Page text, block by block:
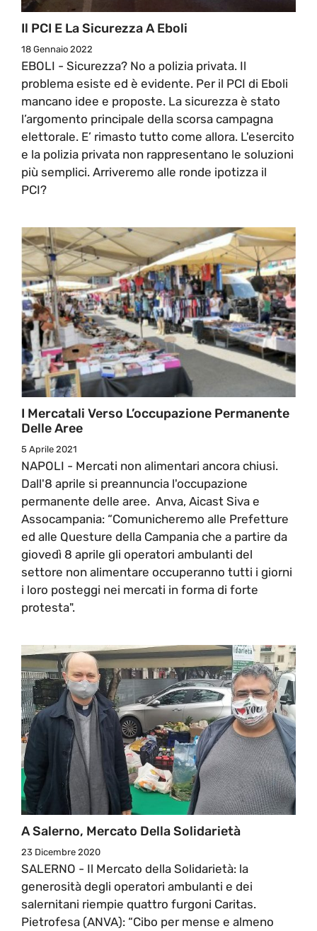
Il PCI E La Sicurezza A Eboli
18 Gennaio 2022
EBOLI - Sicurezza? No a polizia privata. Il
problema esiste ed è evidente. Per il PCI di Eboli
mancano idee e proposte. La sicurezza è stato
l’argomento principale della scorsa campagna
elettorale. E’ rimasto tutto come allora. L'esercito
e la polizia privata non rappresentano le soluzioni
più semplici. Arriveremo alle ronde ipotizza il
PCI?
I Mercatali Verso L’occupazione Permanente
Delle Aree
5 Aprile 2021
NAPOLI - Mercati non alimentari ancora chiusi.
Dall'8 aprile si preannuncia l'occupazione
permanente delle aree. Anva, Aicast Siva e
Assocampania: “Comunicheremo alle Prefetture
ed alle Questure della Campania che a partire da
giovedì 8 aprile gli operatori ambulanti del
settore non alimentare occuperanno tutti i giorni
i loro posteggi nei mercati in forma di forte
protesta".
A Salerno, Mercato Della Solidarietà
23 Dicembre 2020
SALERNO - Il Mercato della Solidarietà: la
generosità degli operatori ambulanti e dei
salernitani riempie quattro furgoni Caritas.
Pietrofesa (ANVA): “Cibo per mense e almeno